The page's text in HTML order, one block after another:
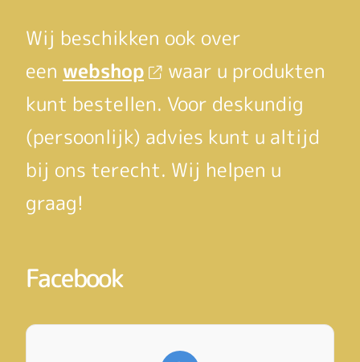
Wij beschikken ook over
een webshop
waar u produkten
kunt bestellen. Voor deskundig
(persoonlijk) advies kunt u altijd
bij ons terecht. Wij helpen u
graag!
Facebook